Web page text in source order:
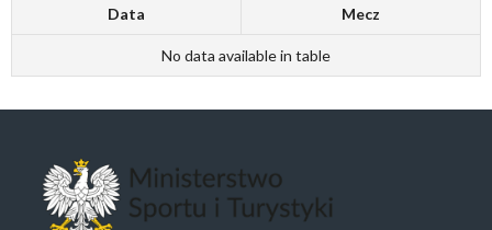
Data Mecz
No data available in table